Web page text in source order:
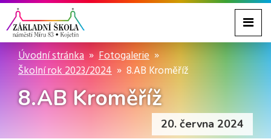
Úvodní stránka
Fotogalerie
Školní rok 2023/2024
8.AB Kroměříž
8.AB Kroměříž
20. června 2024